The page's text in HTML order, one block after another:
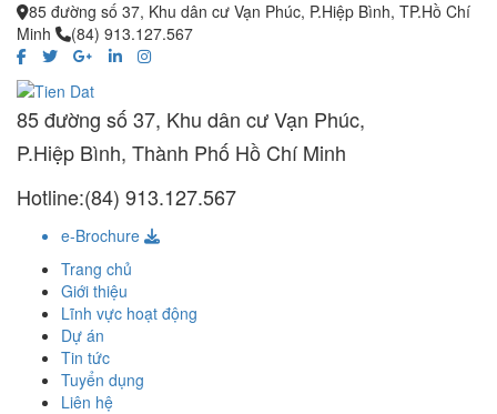
85 đường số 37, Khu dân cư Vạn Phúc, P.Hiệp Bình, TP.Hồ Chí
Minh
(84) 913.127.567
85 đường số 37, Khu dân cư Vạn Phúc,
P.Hiệp Bình, Thành Phố Hồ Chí Minh
Hotline:(84) 913.127.567
e-Brochure
Trang chủ
Giới thiệu
Lĩnh vực hoạt động
Dự án
Tin tức
Tuyển dụng
Liên hệ